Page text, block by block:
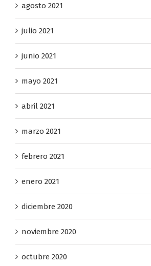
agosto 2021
julio 2021
junio 2021
mayo 2021
abril 2021
marzo 2021
febrero 2021
enero 2021
diciembre 2020
noviembre 2020
octubre 2020